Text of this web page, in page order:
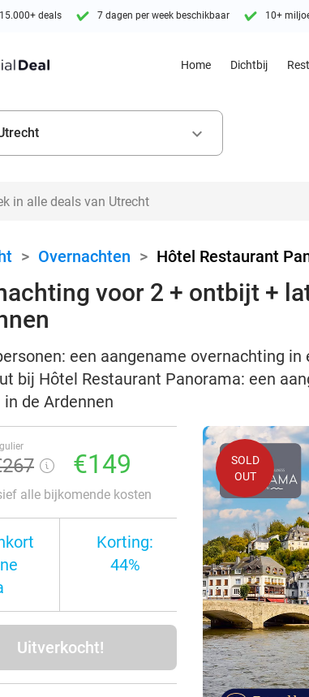
deals 7 dagen per week beschikbaar 10+
Home Dichtbij
keyboard_arrow_down
> Overnachten > Hôtel Restaurant
voor 2 + ontbijt +
een aangename overnachting
bij Hôtel Restaurant Panorama: een
in de Ardennen
€149
alle bijkomende kosten
Korting:
44%
Uitverkocht!
SOLD
OUT